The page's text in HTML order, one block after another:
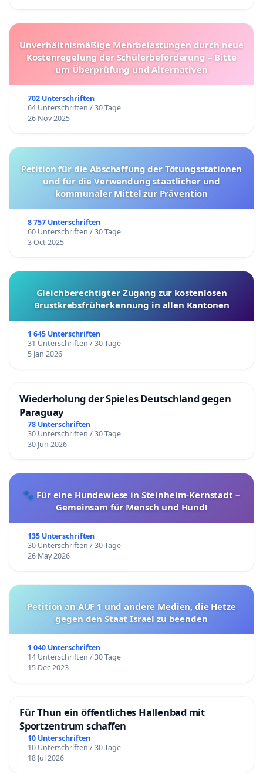
Unverhältnismäßige Mehrbelastungen durch neue
Kostenregelung der Schülerbeförderung – Bitte
um Überprüfung und Alternativen
702 Unterschriften
64 Unterschriften / 30 Tage
26 Nov 2025
Petition für die Abschaffung der Tötungsstationen
und für die Verwendung staatlicher und
kommunaler Mittel zur Prävention
8 757 Unterschriften
60 Unterschriften / 30 Tage
3 Oct 2025
Gleichberechtigter Zugang zur kostenlosen
Brustkrebsfrüherkennung in allen Kantonen
1 645 Unterschriften
31 Unterschriften / 30 Tage
5 Jan 2026
Wiederholung der Spieles Deutschland gegen
Paraguay
78 Unterschriften
30 Unterschriften / 30 Tage
30 Jun 2026
🐾 Für eine Hundewiese in Steinheim-Kernstadt –
Gemeinsam für Mensch und Hund!
135 Unterschriften
30 Unterschriften / 30 Tage
26 May 2026
Petition an AUF 1 und andere Medien, die Hetze
gegen den Staat Israel zu beenden
1 040 Unterschriften
14 Unterschriften / 30 Tage
15 Dec 2023
Für Thun ein öffentliches Hallenbad mit
Sportzentrum schaffen
10 Unterschriften
10 Unterschriften / 30 Tage
18 Jul 2026